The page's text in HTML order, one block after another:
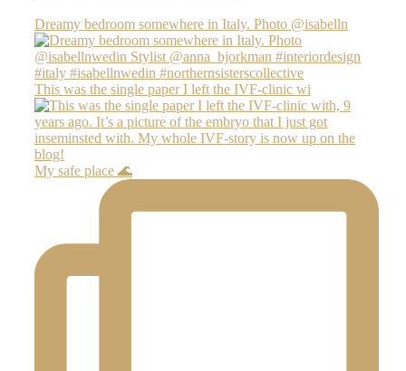
Dreamy bedroom somewhere in Italy. Photo @isabelln
This was the single paper I left the IVF-clinic wi
My safe place 🌊